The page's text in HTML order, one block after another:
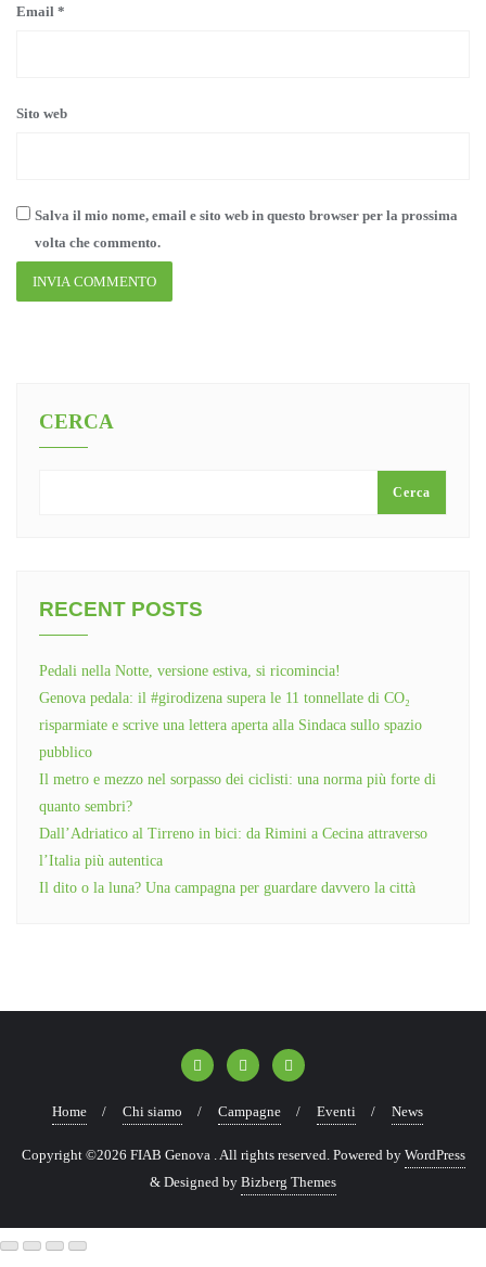
Email *
Sito web
Salva il mio nome, email e sito web in questo browser per la prossima
volta che commento.
CERCA
Cerca
RECENT POSTS
Pedali nella Notte, versione estiva, si ricomincia!
Genova pedala: il #girodizena supera le 11 tonnellate di CO₂
risparmiate e scrive una lettera aperta alla Sindaca sullo spazio
pubblico
Il metro e mezzo nel sorpasso dei ciclisti: una norma più forte di
quanto sembri?
Dall’Adriatico al Tirreno in bici: da Rimini a Cecina attraverso
l’Italia più autentica
Il dito o la luna? Una campagna per guardare davvero la città
Home Chi siamo Campagne Eventi News
Copyright ©2026 FIAB Genova . All rights reserved. Powered by WordPress
& Designed by Bizberg Themes